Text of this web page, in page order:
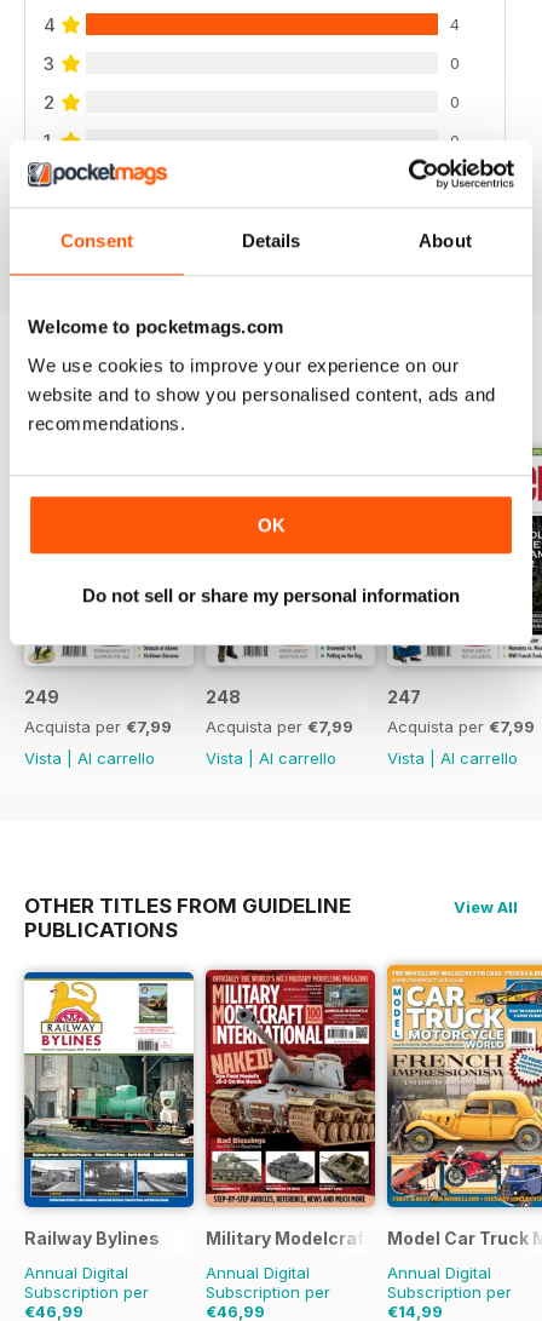
Consent Details About
Welcome to pocketmags.com
We use cookies to improve your experience on our
website and to show you personalised content, ads and
recommendations.
OK
Do not sell or share my personal information
4 4
3 0
2 0
1 0
EDIZIONI INDIETRO Visualizza tutti
249
Acquista per €7,99
Vista
Al carrello
248
Acquista per €7,99
Vista
Al carrello
247
Acquista per €7,99
Vista
Al carrello
OTHER TITLES FROM GUIDELINE
PUBLICATIONS
View All
Railway Bylines
Annual Digital
Subscription per
€46,99
Military Modelcraft International
Annual Digital
Subscription per
€46,99
Model Car Truck
Annual Digital
Subscription per
€14,99